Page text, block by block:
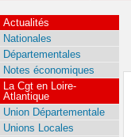
2026
Actualités
Nationales
Départementales
Notes économiques
La Cgt en Loire-
Atlantique
Union Départementale
Unions Locales